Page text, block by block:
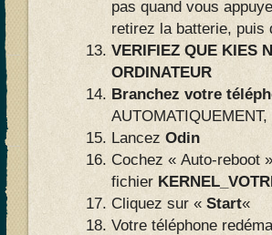
pas quand vous
retirez la batterie, puis
VERIFIEZ QUE KIES
ORDINATEUR
Branchez votre
Lancez Odin
Cochez « Auto-reboot
fichier
Cliquez sur « Start«
Votre téléphone